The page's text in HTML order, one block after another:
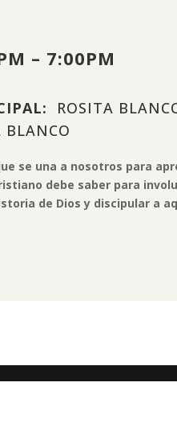
– 7:00PM
ROSITA
BLANCO
se una a nosotros para
debe saber para
de Dios y discipular a